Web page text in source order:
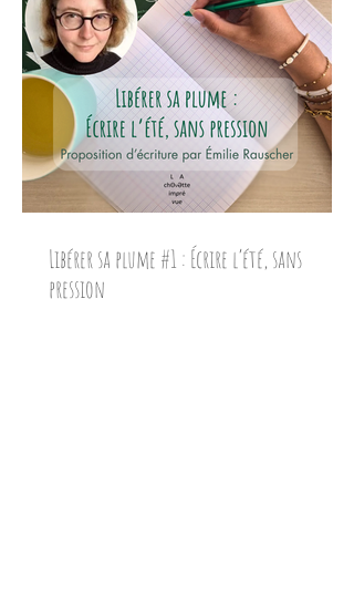
Libérer sa plume #1 : Écrire l’été, sans
pression